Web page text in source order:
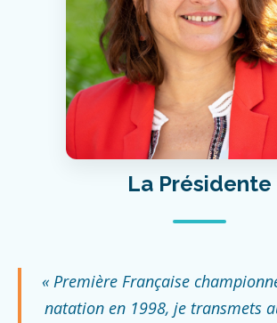
La Présidente
« Première Française
natation en 1998, je transmets